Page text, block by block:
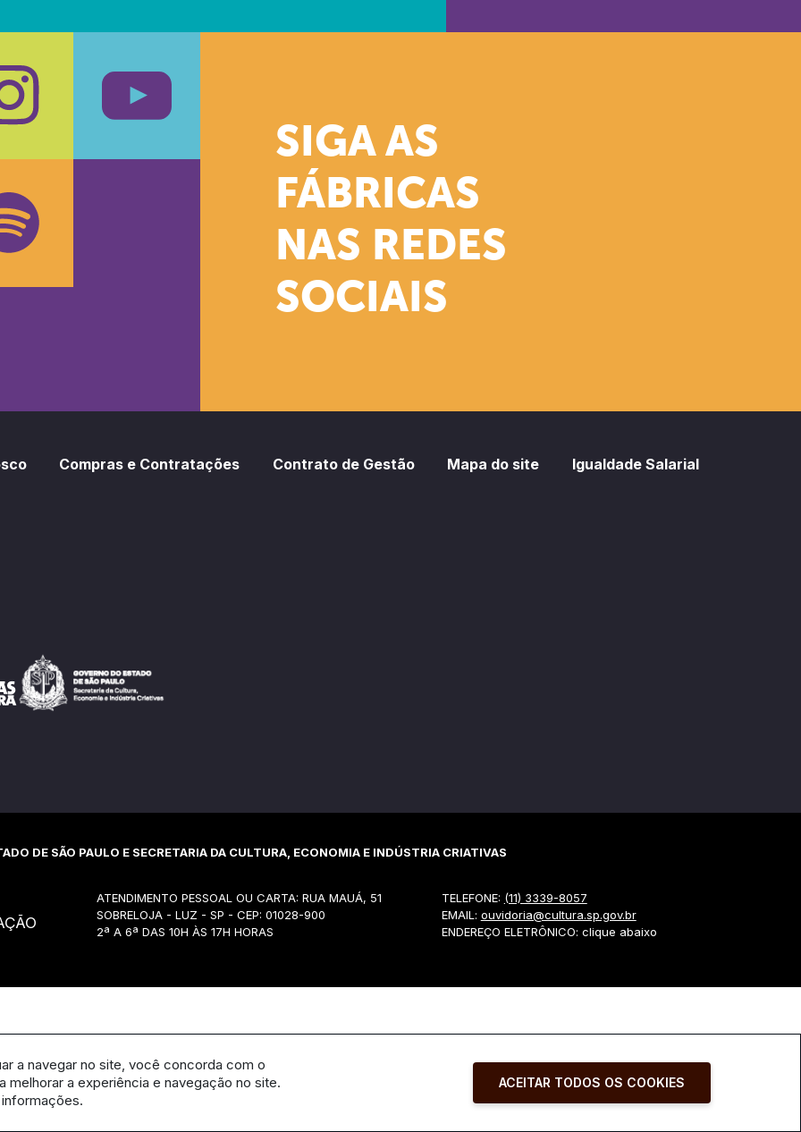
SIGA AS
FÁBRICAS
NAS REDES
SOCIAIS
Compras e Contratações Contrato de Gestão Mapa do site Igualdade Salarial
DE SÃO PAULO E SECRETARIA DA CULTURA, ECONOMIA E INDÚSTRIA CRIATIVAS
ATENDIMENTO PESSOAL OU CARTA: RUA MAUÁ, 51
SOBRELOJA - LUZ - SP - CEP: 01028-900
2ª A 6ª DAS 10H ÀS 17H HORAS
TELEFONE: (11) 3339-8057
EMAIL: ouvidoria@cultura.sp.gov.br
ENDEREÇO ELETRÔNICO: clique abaixo
a navegar no site, você concorda com o
a experiência e navegação no site.
ACEITAR TODOS OS COOKIES